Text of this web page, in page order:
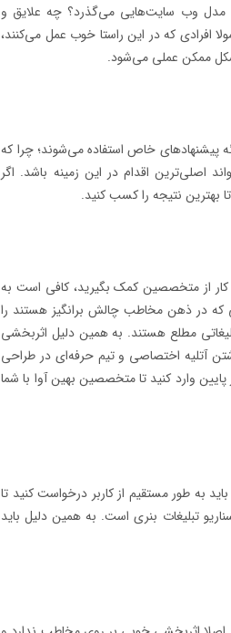
مدل وب سایت‌هایی می‌گذرد؟ چه علایق و
افرادی که در این راستا خوب عمل می‌کنند،
شکل ممکن عملی می‌شود.
پیشنهادهای خاص استفاده می‌شوند؛ چرا که
اصلی‌ترین اقدام در این زمینه باشد. اگر
بهترین نتیجه را کسب کنید.
کار از متخصصین کمک بگیرید، کافی است به
که در ذهن مخاطب چالش برانگیز هستند را
مطلع هستند. به همین دلیل اثربخشی
آتلیه اختصاصی و تیم حرفه‌ای در طراحی
وارد کنید تا متخصصین بهین آوا با شما
به طور مستقیم از کاربر درخواست کنید تا
تبلیغات بنری است. به همین دلیل باید